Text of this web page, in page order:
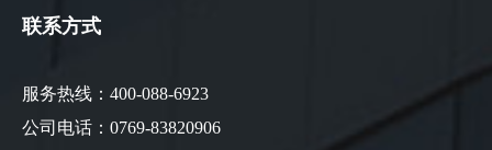
联系方式
服务热线：400-088-6923
公司电话：0769-83820906